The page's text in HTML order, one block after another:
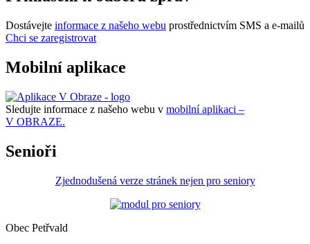
Dostávejte informace z našeho webu prostřednictvím SMS a e-mailů
Chci se zaregistrovat
Mobilní aplikace
Sledujte informace z našeho webu v mobilní aplikaci –
V OBRAZE.
Senioři
Zjednodušená verze stránek nejen pro seniory
Obec Petřvald